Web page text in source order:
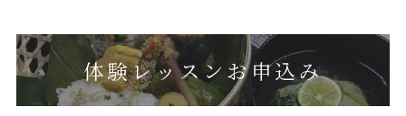
体験レッスンお申込み